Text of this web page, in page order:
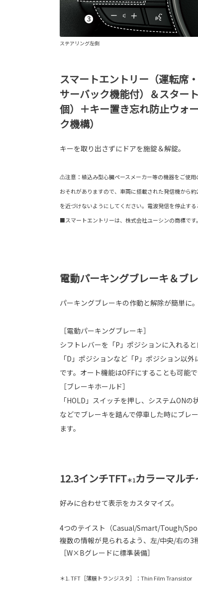
ステアリング左側
スマートエントリー（運転席
サーバック機能付）＆スター
個）＋キー置き忘れ防止ウォ
ク機構）
キーを取り出さずにドアを施錠＆解錠。
⚠注意：植込み型心臓ペースメーカー等の機器をご使
おそれがありますので、車両に搭載された発信機から
を近づけないようにしてください。電波発信を停止する
■スマートエントリーは、株式会社ユーシンの商標です。
電動パーキングブレーキ＆ブ
パーキングブレーキの作動と解除が簡単に。
［電動パーキングブレーキ］
シフトレバーを「P」ポジションに入れる
「D」ポジションなど「P」ポジション以
です。オート機能はOFFにすることも可能で
［ブレーキホールド］
「HOLD」スイッチを押し、システムON
などでブレーキを踏んで停車した時にブレ
ます。
12.3インチTFT＊1カラーマル
好みに合わせて表示をカスタマイズ。
4つのテイスト（Casual/Smart/Tough/
複数の情報が見られるよう、左/中央/右の3
［W×Bグレードに標準装備］
＊1. TFT［薄膜トランジスタ］：Thin Film Transistor